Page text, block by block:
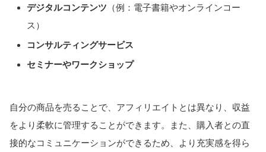
デジタルコンテンツ （例：電子書籍やオンラインコー
ス）
コンサルティングサービス
セミナーやワークショップ
自分の商品を売ることで、アフィリエイトとは異なり、収益
をより柔軟に管理することができます。また、購入者との直
接的なコミュニケーションができるため、より充実感を得ら